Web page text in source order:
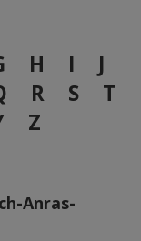
H I
J
R S
T
Z
Anras-